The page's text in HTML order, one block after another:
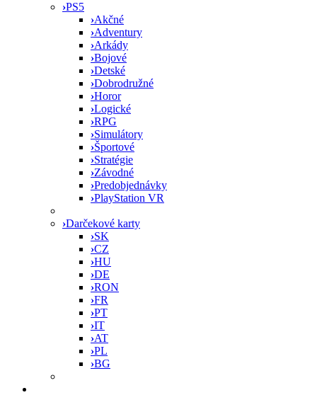
›PS5
›Akčné
›Adventury
›Arkády
›Bojové
›Detské
›Dobrodružné
›Horor
›Logické
›RPG
›Simulátory
›Športové
›Stratégie
›Závodné
›Predobjednávky
›PlayStation VR
›Darčekové karty
›SK
›CZ
›HU
›DE
›RON
›FR
›PT
›IT
›AT
›PL
›BG